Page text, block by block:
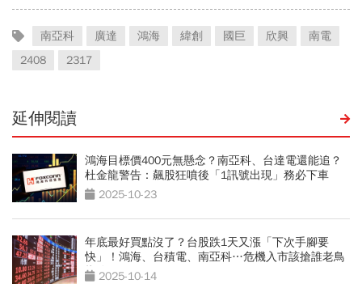
南亞科 廣達 鴻海 緯創 國巨 欣興
南電
2408
2317
延伸閱讀
鴻海目標價400元無懸念？南亞科、台達電還能追？
杜金龍警告：飆股狂噴後「1訊號出現」務必下車
2025-10-23
年底最好買點沒了？台股跌1天又漲「下次手腳要
快」！鴻海、台積電、南亞科…危機入市該搶誰老鳥
指路2025-10-14